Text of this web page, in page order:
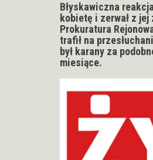
Błyskawiczna
kobietę i zerwał z
Prokuratura
trafił na
był karany za
miesiące.